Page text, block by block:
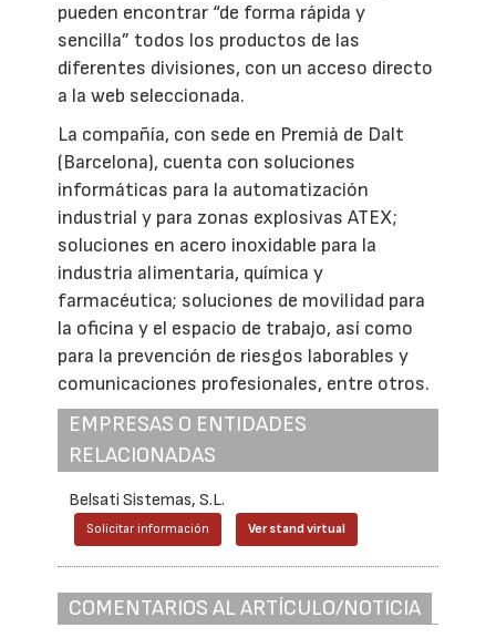
pueden encontrar “de forma rápida y
sencilla” todos los productos de las
diferentes divisiones, con un acceso directo
a la web seleccionada.
La compañía, con sede en Premià de Dalt
(Barcelona), cuenta con soluciones
informáticas para la automatización
industrial y para zonas explosivas ATEX;
soluciones en acero inoxidable para la
industria alimentaria, química y
farmacéutica; soluciones de movilidad para
la oficina y el espacio de trabajo, así como
para la prevención de riesgos laborables y
comunicaciones profesionales, entre otros.
EMPRESAS O ENTIDADES
RELACIONADAS
Belsati Sistemas, S.L.
Solicitar información Ver stand virtual
COMENTARIOS AL ARTÍCULO/NOTICIA